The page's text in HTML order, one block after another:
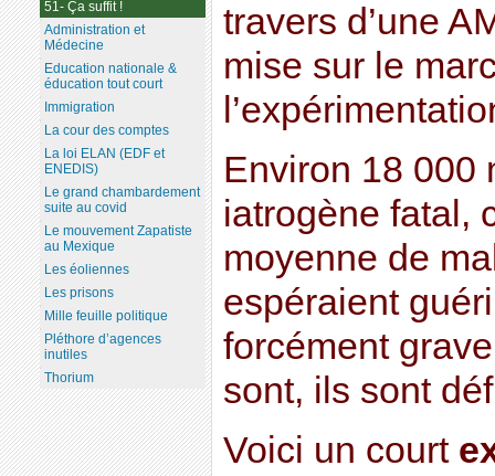
travers d’une
mise sur le
Environ 18 000
iatrogène fatal,
moyenne de
espéraient
forcément
sont, ils sont
Voici un court
51- Ça suffit !
Administration et
Médecine
Education nationale &
éducation tout court
Immigration
La cour des comptes
La loi ELAN (EDF et
ENEDIS)
Le grand chambardement
suite au covid
Le mouvement Zapatiste
au Mexique
Les éoliennes
Les prisons
Mille feuille politique
Pléthore d’agences
inutiles
Thorium